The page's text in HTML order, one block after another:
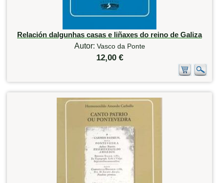
Relación dalgunhas casas e liñaxes do reino de Galiza
Autor: Vasco da Ponte
12,00 €